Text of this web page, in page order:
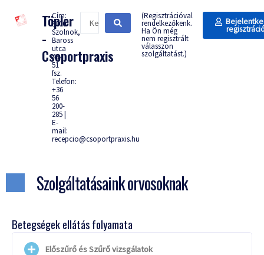
Töpler
-
Csoportpraxis
Cím:
5000
Szolnok,
Baross
utca
49-
51
fsz.
Telefon:
+36
56
200-
285 |
E-
mail:
recepcio@csoportpraxis.hu
(Regisztrációval
rendelkezőkenk.
Ha Ön még
nem regisztrált
válasszon
szolgáltatást.)
Szolgáltatásaink orvosoknak
Betegségek ellátás folyamata
Előszűrő és Szűrő vizsgálatok